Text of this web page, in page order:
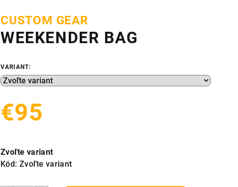
CUSTOM GEAR
WEEKENDER BAG
VARIANT:
€95
cena:
Zvoľte variant
Kód: Zvoľte variant